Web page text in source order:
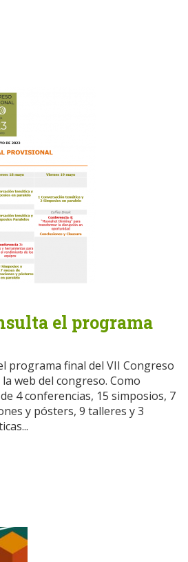
el programa
programa final del VII Congreso
web del congreso. Como
4 conferencias, 15 simposios, 7
y pósters, 9 talleres y 3